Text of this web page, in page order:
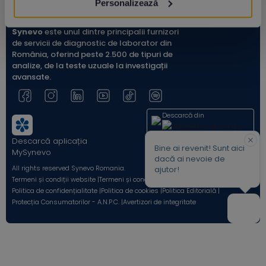
Personalizează
Synevoeste unul dintre principalii furnizori
de servicii de diagnostic de laborator din
România, oferind peste 2.500 de tipuri de
analize, de la teste uzuale la investigații
avansate.
Descarcă aplicația
MySynevo
Descarcă din
All rights reserved Synevo Romania.
Termeni și condiții website |Termeni și condiții Shop Online |
Politica de confidențialitate |Politica de cookies |Politica Editorială |
Protecția Consumatorilor - A.N.P.C. |Avertizori de integritate
Bine ai revenit! Sunt aici
dacă ai nevoie de
ajutor!